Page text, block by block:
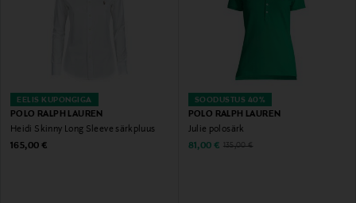
EELIS KUPONGIGA
POLO RALPH LAUREN
Heidi Skinny Long Sleeve särkpluus
Original Price
165,00 €
SOODUSTUS 40%
POLO RALPH LAUREN
Julie polosärk
Discounted Price
81,00 € Original Price
135,00 €